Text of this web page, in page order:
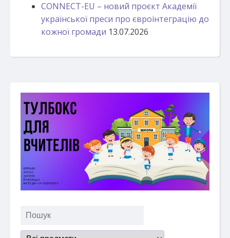
CONNECT-EU – новий проєкт Академії
української преси про євроінтеграцію до
кожної громади 13.07.2026